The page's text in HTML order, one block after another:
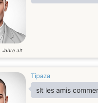
Jahre alt
Tipaza
slt les amis